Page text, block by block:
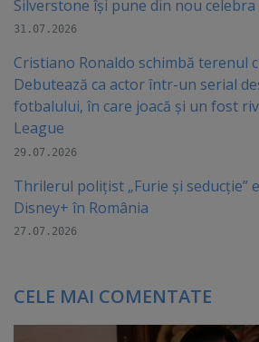
Silverstone își pune din nou
31.07.2026
Cristiano Ronaldo schimbă terenul
Debutează ca actor într-un serial
fotbalului, în care joacă şi un fost
League
29.07.2026
Thrilerul polițist „Furie și seducție”
Disney+ în România
27.07.2026
CELE MAI COMENTATE